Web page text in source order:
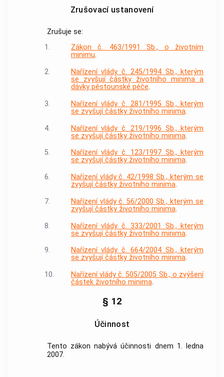
Zrušovací ustanovení
Zrušuje se:
1.
Zákon č. 463/1991 Sb., o životním
minimu.
2.
Nařízení vlády č. 245/1994 Sb., kterým
se zvyšují částky životního minima a
dávky pěstounské péče.
3.
Nařízení vlády č. 281/1995 Sb., kterým
se zvyšují částky životního minima.
4.
Nařízení vlády č. 219/1996 Sb., kterým
se zvyšují částky životního minima.
5.
Nařízení vlády č. 123/1997 Sb., kterým
se zvyšují částky životního minima.
6.
Nařízení vlády č. 42/1998 Sb., kterým se
zvyšují částky životního minima.
7.
Nařízení vlády č. 56/2000 Sb., kterým se
zvyšují částky životního minima.
8.
Nařízení vlády č. 333/2001 Sb., kterým
se zvyšují částky životního minima.
9.
Nařízení vlády č. 664/2004 Sb., kterým
se zvyšují částky životního minima.
10.
Nařízení vlády č. 505/2005 Sb., o zvýšení
částek životního minima.
§ 12
Účinnost
Tento zákon nabývá účinnosti dnem 1. ledna
2007.